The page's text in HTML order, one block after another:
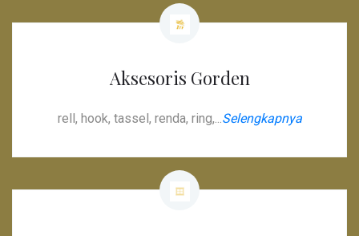
Aksesoris Gorden
rell, hook, tassel, renda, ring,...Selengkapnya